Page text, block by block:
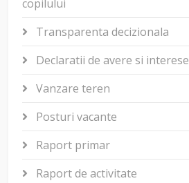
copilului
Transparenta decizionala
Declaratii de avere si interese
Vanzare teren
Posturi vacante
Raport primar
Raport de activitate